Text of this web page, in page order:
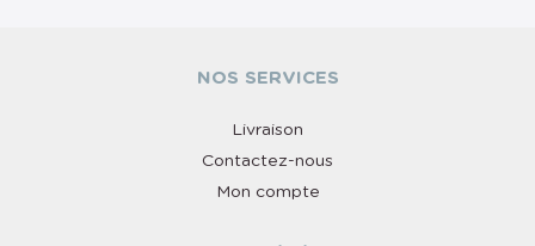
NOS SERVICES
Livraison
Contactez-nous
Mon compte